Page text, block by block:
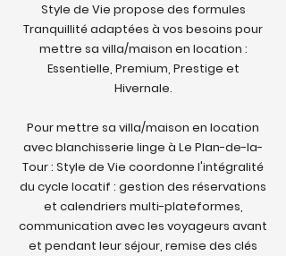
Style de Vie propose des formules
Tranquillité adaptées à vos besoins pour
mettre sa villa/maison en location :
Essentielle, Premium, Prestige et
Hivernale.
Pour mettre sa villa/maison en location
avec blanchisserie linge à Le Plan-de-la-
Tour : Style de Vie coordonne l'intégralité
du cycle locatif : gestion des réservations
et calendriers multi-plateformes,
communication avec les voyageurs avant
et pendant leur séjour, remise des clés